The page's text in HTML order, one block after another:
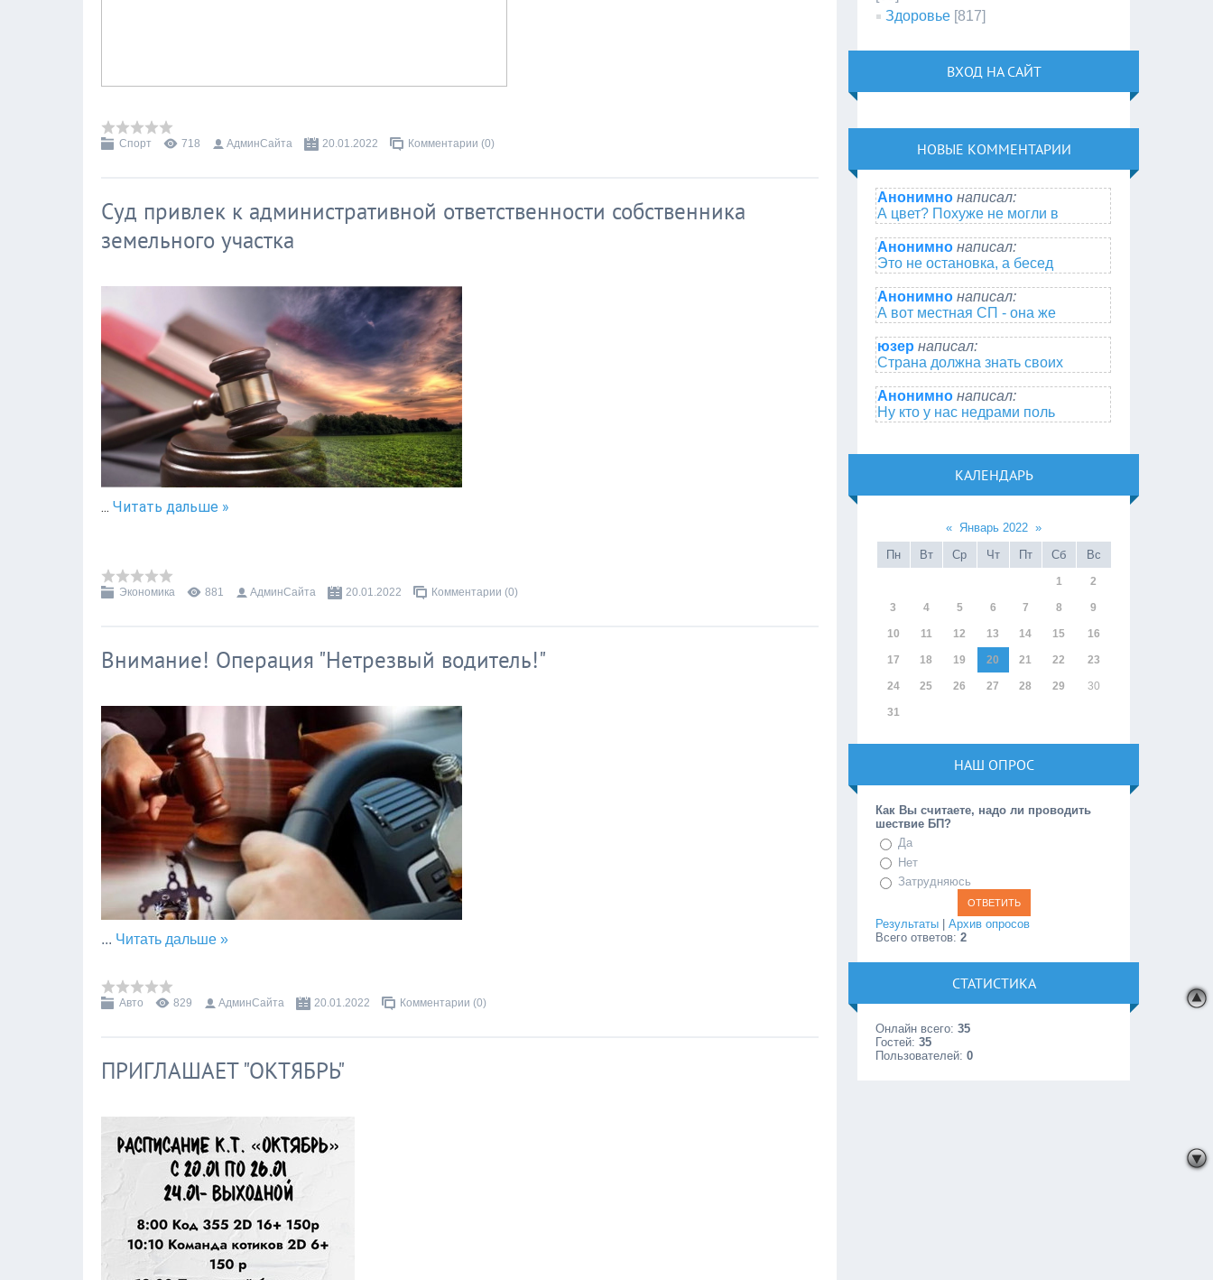
Спорт 718 АдминСайта 20.01.2022 Комментарии (0)
Суд привлек к административной ответственности собственника
земельного участка
... Читать дальше »
Экономика 881 АдминСайта 20.01.2022 Комментарии (0)
Внимание! Операция "Нетрезвый водитель!"
... Читать дальше »
Авто 829 АдминСайта 20.01.2022 Комментарии (0)
ПРИГЛАШАЕТ "ОКТЯБРЬ"
Здоровье [817]
ВХОД НА САЙТ
НОВЫЕ КОММЕНТАРИИ
Анонимно написал:
А цвет? Похуже не могли в
Анонимно написал:
Это не остановка, а бесед
Анонимно написал:
А вот местная СП - она же
юзер написал:
Страна должна знать своих
Анонимно написал:
Ну кто у нас недрами поль
КАЛЕНДАРЬ
« Январь 2022 »
Пн
Вт Ср Чт Пт Сб Вс
1 2
3 4 5 6 7 8 9
10 11 12 13 14 15 16
17 18 19 20 21 22 23
24 25 26 27 28 29 30
31
НАШ ОПРОС
Как Вы считаете, надо ли проводить
шествие БП?
Да
Нет
Затрудняюсь
Результаты |Архив опросов
Всего ответов:2
СТАТИСТИКА
Онлайн всего:35
Гостей:35
Пользователей:0